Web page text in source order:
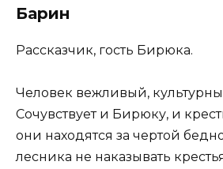
Барин
Рассказчик, гость Бирюка.
Человек вежливый,
Сочувствует и Бирюку, и
они находятся за чертой
лесника не наказывать